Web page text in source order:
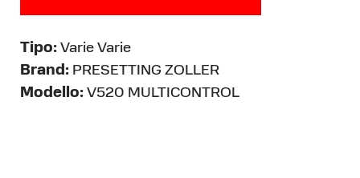
Tipo: Varie Varie
Brand: PRESETTING ZOLLER
Modello: V520 MULTICONTROL